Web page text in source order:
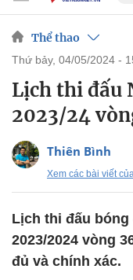
Thể thao
thứ bảy, 04/05/2024 -
Lịch thi đấu
2023/24
Thiên Bình
Xem các bài viết
Lịch thi đấu bóng
2023/2024 vòng
đủ và chính xác.